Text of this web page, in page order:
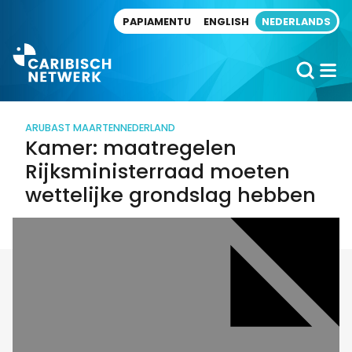
PAPIAMENTU ENGLISH NEDERLANDS
ARUBAST MAARTENNEDERLAND
Kamer: maatregelen
Rijksministerraad moeten
wettelijke grondslag hebben